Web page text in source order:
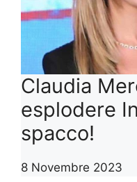
Claudia
esplodere
spacco!
8 Novembre 2023